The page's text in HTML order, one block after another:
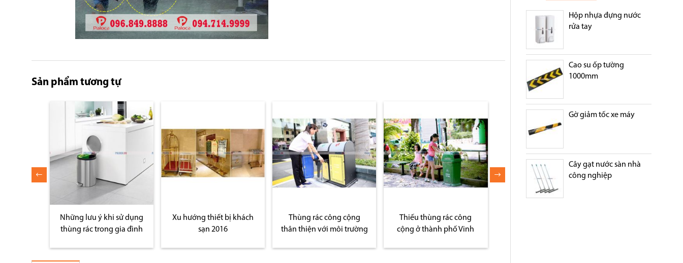
to
beginning
Sản phẩm tương tự
Những lưu ý khi sử dụng
thùng rác trong gia đình
Xu hướng thiết bị khách
sạn 2016
Thùng rác công cộng
thân thiện với môi trường
Thiếu thùng rác công
cộng ở thành phố Vinh
Hộp nhựa đựng nước
rửa tay
Cao su ốp tường
1000mm
Gờ giảm tốc xe máy
Cây gạt nước sàn nhà
công nghiệp